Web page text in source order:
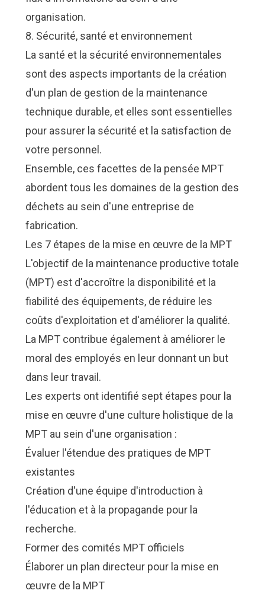
organisation.
8. Sécurité, santé et environnement
La santé et la sécurité environnementales
sont des aspects importants de la création
d'un plan de gestion de la maintenance
technique durable, et elles sont essentielles
pour assurer la sécurité et la satisfaction de
votre personnel.
Ensemble, ces facettes de la pensée MPT
abordent tous les domaines de la gestion des
déchets au sein d'une entreprise de
fabrication.
Les 7 étapes de la mise en œuvre de la MPT
L'objectif de la maintenance productive totale
(MPT) est d'accroître la disponibilité et la
fiabilité des équipements, de réduire les
coûts d'exploitation et d'améliorer la qualité.
La MPT contribue également à améliorer le
moral des employés en leur donnant un but
dans leur travail.
Les experts ont identifié sept étapes pour la
mise en œuvre d'une culture holistique de la
MPT au sein d'une organisation :
Évaluer l'étendue des pratiques de MPT
existantes
Création d'une équipe d'introduction à
l'éducation et à la propagande pour la
recherche.
Former des comités MPT officiels
Élaborer un plan directeur pour la mise en
œuvre de la MPT